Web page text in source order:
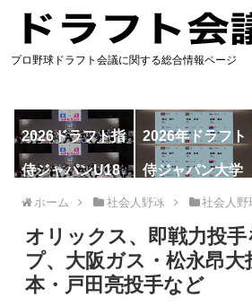
プロ野球ドラフト会議に関する総合情報ページ
2026ドラフト指
名予想
2026年ドラフト
候補
侍ジャパンU18
代表
侍ジャパン大学
代表
ホーム 社会人野球 社会人野
オリックス、即戦力投
プ、大阪ガス・松永昂大
本・戸田亮投手など